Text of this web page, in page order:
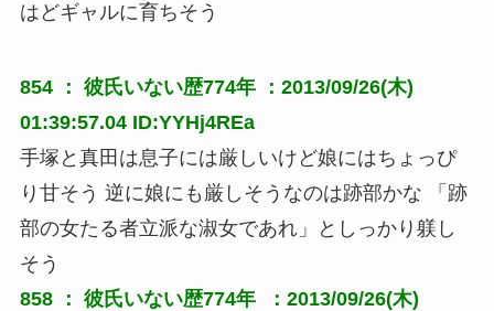
はどギャルに育ちそう
854 ： 彼氏いない歴774年
：2013/09/26(木)
01:39:57.04 ID:YYHj4REa
手塚と真田は息子には厳しいけど娘にはちょっぴ
り甘そう 逆に娘にも厳しそうなのは跡部かな 「跡
部の女たる者立派な淑女であれ」としっかり躾し
そう
858 ： 彼氏いない歴774年
：2013/09/26(木)